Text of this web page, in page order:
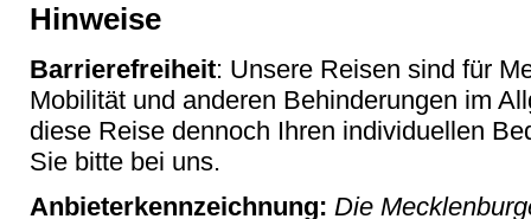
Hinweise
Barrierefreiheit: Unsere Reisen sind für
Mobilität und anderen Behinderungen im
diese Reise dennoch Ihren individuellen
Sie bitte bei uns.
Anbieterkennzeichnung: Die